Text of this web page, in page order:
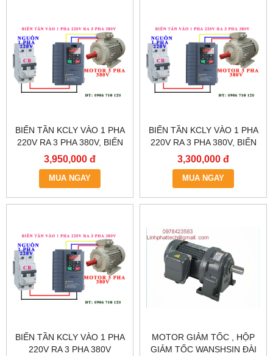
BIẾN TẦN KCLY VÀO 1 PHA
220V RA 3 PHA 380V, BIẾN
TẦN KCLY KOC600-
2R2GT3-B
3,950,000 đ
MUA NGAY
BIẾN TẦN KCLY VÀO 1 PHA
220V RA 3 PHA 380V, BIẾN
TẦN KCLY KOC600-
1R5GT3-B
3,300,000 đ
MUA NGAY
BIẾN TẦN KCLY VÀO 1 PHA
220V RA 3 PHA 380V
MOTOR GIẢM TỐC , HỘP
GIẢM TỐC WANSHSIN ĐÀI